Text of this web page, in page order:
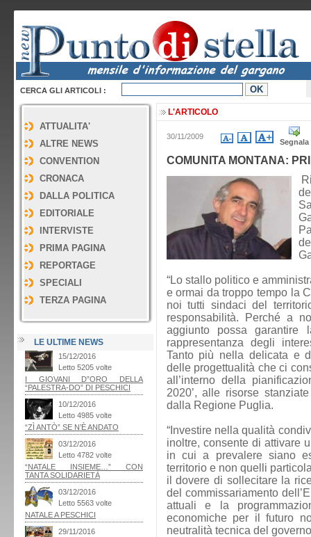
CERCA GLI ARTICOLI :
ATTUALITA'
ALTRE NEWS
CONVENTION
CRONACA
DALLA POLITICA
EDITORIALE
INTERVISTE
PRIMA PAGINA
REPORTAGE
SPECIALI
TERZA PAGINA
LE ULTIME NEWS
L'ARTICOLO
30/11/2009
Segnala
COMUNITA MONTANA:
“Lo stallo politico e
e ormai da troppo tempo la
noi tutti sindaci del
responsabilità. Perché a
aggiunto possa garantire
rappresentanza degli
Tanto più nella delicata e
delle progettualità che ci
all’interno della
2020’, alle risorse
dalla Regione Puglia.
“Investire nella qualità
inoltre, consente di attivare
in cui a prevalere siano
territorio e non quelli
il dovere di sollecitare la
del commissariamento
attuali e la
economiche per il futuro
neutralità tecnica del